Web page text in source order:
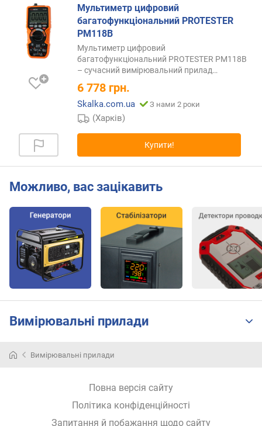
р
ю
в
а
н
я
)
м
н
н
а
н
у
м
Мультиметр цифровий
багатофункціональний PROTESTER
PM118B
Мультиметр цифровий
багатофункціональний PROTESTER PM118B
– сучасний вимірювальний прилад…
6 778 грн.
Skalka.com.ua З нами 2 роки
(Харків)
Купити!
Можливо, вас зацікавить
Вимірювальні прилади
Вимірювальні прилади
Повна версія сайту
Політика конфіденційності
Запитання й побажання щодо сайту